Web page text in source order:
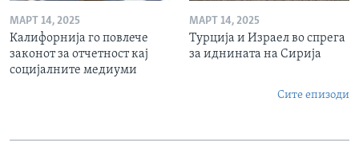
МАРТ 14, 2025
Калифорнија го повлече
законот за отчетност кај
социјалните медиуми
МАРТ 14, 2025
Турција и Израел во спрега
за иднината на Сирија
Сите епизоди